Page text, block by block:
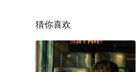
解。
。
猜你喜欢